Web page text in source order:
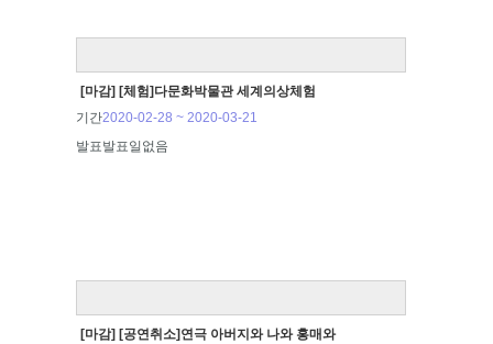
[마감] [체험]다문화박물관 세계의상체험
기간2020-02-28 ~ 2020-03-21
발표발표일없음
[마감] [공연취소]연극 아버지와 나와 홍매와